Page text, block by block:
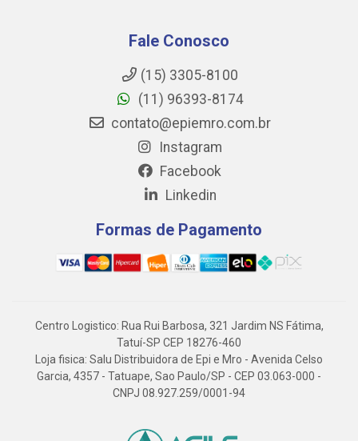
Fale Conosco
(15) 3305-8100
(11) 96393-8174
contato@epiemro.com.br
Instagram
Facebook
Linkedin
Formas de Pagamento
Centro Logistico: Rua Rui Barbosa, 321 Jardim NS Fátima,
Tatuí-SP CEP 18276-460
Loja fisica: Salu Distribuidora de Epi e Mro - Avenida Celso
Garcia, 4357 - Tatuape, Sao Paulo/SP - CEP 03.063-000 -
CNPJ 08.927.259/0001-94